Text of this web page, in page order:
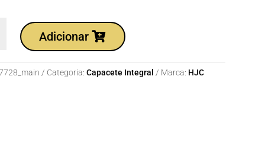
Adicionar
Categoria: Capacete Integral Marca: HJC